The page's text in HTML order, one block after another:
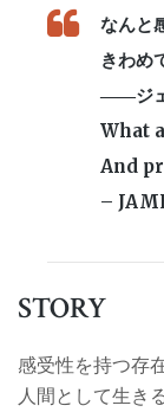
なんと
きわめ
――ジェ
What
And
–
STORY
感受性を持つ存
人間として生き